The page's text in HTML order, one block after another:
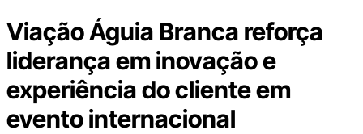
Viação Águia Branca reforça
liderança em inovação e
experiência do cliente em
evento internacional